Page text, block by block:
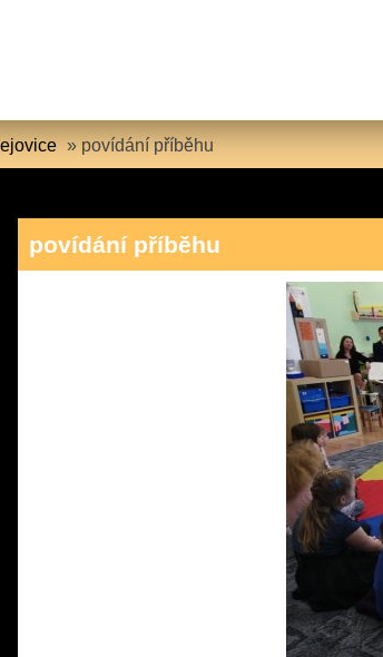
» povídání příběhu
povídání příběhu